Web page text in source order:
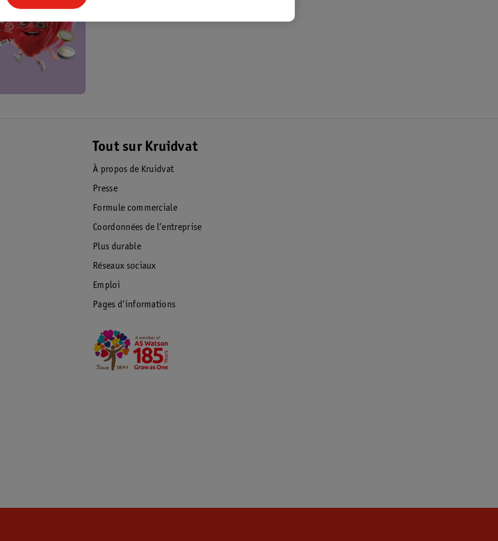
Tout sur Kruidvat
À propos de Kruidvat
Presse
Formule commerciale
Coordonnées de l’entreprise
Plus durable
Réseaux sociaux
Emploi
Pages d’informations